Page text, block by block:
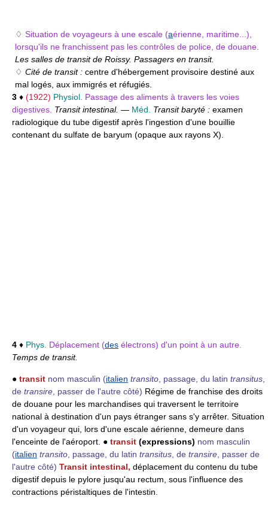
♢ Situation de voyageurs à une escale (aérienne, maritime...),
lorsqu'ils ne franchissent pas les contrôles de police, de douane.
Les salles de transit de Roissy. Passagers en transit.
♢ Cité de transit : centre d'hébergement provisoire destiné aux
mal logés, aux immigrés et réfugiés.
3 ♦ (1922) Physiol. Passage des aliments à travers les voies
digestives. Transit intestinal. — Méd. Transit baryté : examen
radiologique du tube digestif après l'ingestion d'une bouillie
contenant du sulfate de baryum (opaque aux rayons X).
4 ♦ Phys. Déplacement (des électrons) d'un point à un autre.
Temps de transit.
● transit nom masculin (italien transito , passage, du latin transitus
de transire , passer de l'autre côté) Régime de franchise des droits
de douane pour les marchandises qui traversent le territoire
national à destination d'un pays étranger sans s'y arrêter. Situation
d'un voyageur qui, lors d'une escale aérienne, demeure dans
l'enceinte de l'aéroport. ● transit (expressions) nom masculin
(italien transito , passage, du latin transitus , de transire , passer de
l'autre côté) Transit intestinal, déplacement du contenu du tube
digestif depuis le pylore jusqu'au rectum, sous l'influence des
contractions péristaltiques de l'intestin.